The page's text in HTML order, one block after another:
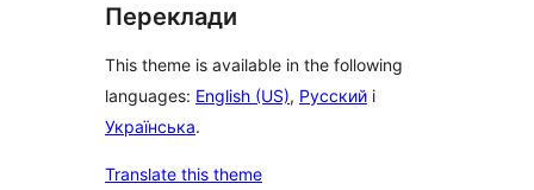
Переклади
This theme is available in the following
languages: English (US), Русский і
Українська.
Translate this theme